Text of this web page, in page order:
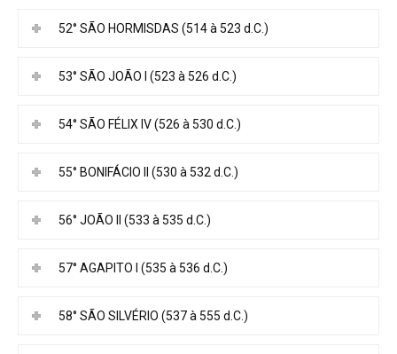
52° SÃO HORMISDAS (514 à 523 d.C.)
53° SÃO JOÃO I (523 à 526 d.C.)
54° SÃO FÉLIX IV (526 à 530 d.C.)
55° BONIFÁCIO II (530 à 532 d.C.)
56° JOÃO II (533 à 535 d.C.)
57° AGAPITO I (535 à 536 d.C.)
58° SÃO SILVÉRIO (537 à 555 d.C.)